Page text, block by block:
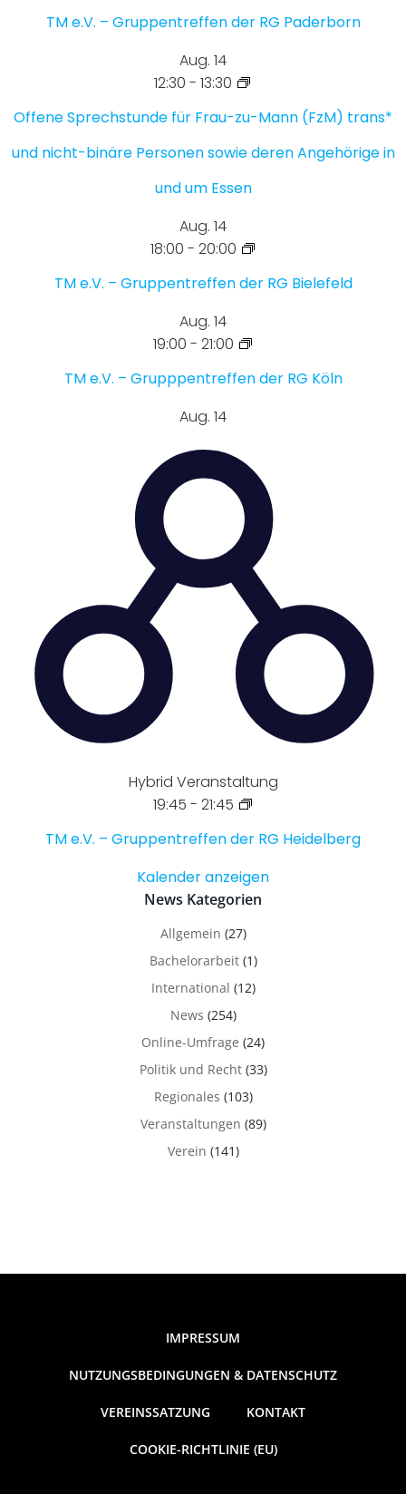
TM e.V. – Gruppentreffen der RG Paderborn
Aug. 14
12:30 - 13:30
Offene Sprechstunde für Frau-zu-Mann (FzM) trans*
und nicht-binäre Personen sowie deren Angehörige in
und um Essen
Aug. 14
18:00 - 20:00
TM e.V. – Gruppentreffen der RG Bielefeld
Aug. 14
19:00 - 21:00
TM e.V. – Grupppentreffen der RG Köln
Aug. 14
Hybrid Veranstaltung
19:45 - 21:45
TM e.V. – Gruppentreffen der RG Heidelberg
Kalender anzeigen
News Kategorien
Allgemein (27)
Bachelorarbeit(1)
International (12)
News (254)
Online-Umfrage (24)
Politik und Recht(33)
Regionales (103)
Veranstaltungen (89)
Verein (141)
IMPRESSUM
NUTZUNGSBEDINGUNGEN & DATENSCHUTZ
VEREINSSATZUNG KONTAKT
COOKIE-RICHTLINIE (EU)